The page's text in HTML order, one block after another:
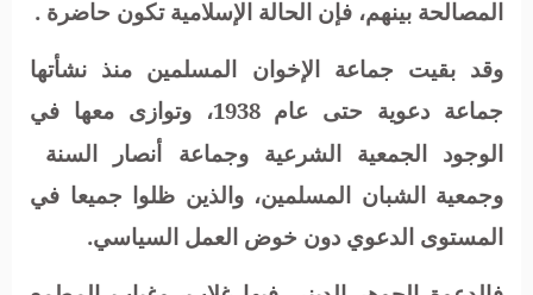
المصالحة بينهم، فإن الحالة الإسلامية تكون حاضرة .
وقد بقيت جماعة الإخوان المسلمين منذ نشأتها
جماعة دعوية حتى عام 1938، وتوازى معها في
الوجود الجمعية الشرعية وجماعة أنصار السنة
وجمعية الشبان المسلمين، والذين ظلوا جميعا في
المستوى الدعوي دون خوض العمل السياسي.